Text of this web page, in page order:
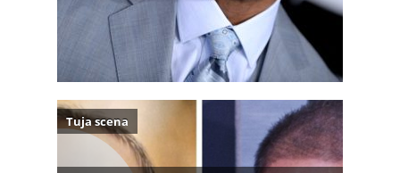
Tuja scena